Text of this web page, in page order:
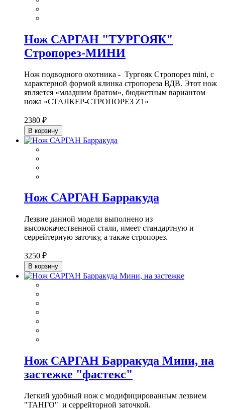
Нож САРГАН "ТУРГОЯК"
Стропорез-МИНИ
Нож подводного охотника - Тургояк Стропорез mini, с
характерной формой клинка стропореза ВДВ. Этот нож
является «младшим братом», бюджетным вариантом
ножа «СТАЛКЕР-СТРОПОРЕЗ Z1»
2380 ₽
В корзину
Нож САРГАН Барракуда
Лезвие данной модели выполнено из
высококачественной стали, имеет стандартную и
серрейтерную заточку, а также стропорез.
3250 ₽
В корзину
Нож САРГАН Барракуда Мини, на
застежке "фастекс"
Легкий удобный нож с модифицированным лезвием
"ТАНГО" и серрейторной заточкой.